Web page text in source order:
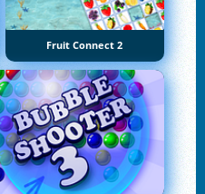
Fruit Connect 2